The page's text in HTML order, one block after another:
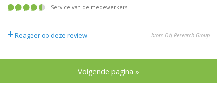
service van de medewerkers
+ Reageer op deze review bron: DVJ Research Group
Volgende pagina »